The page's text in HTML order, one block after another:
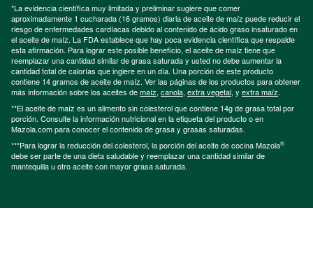
*La evidencia científica muy limitada y preliminar sugiere que comer
aproximadamente 1 cucharada (16 gramos) diaria de aceite de maíz puede reducir el
riesgo de enfermedades cardíacas debido al contenido de ácido graso insaturado en
el aceite de maíz. La FDA establece que hay poca evidencia científica que respalde
esta afirmación. Para lograr este posible beneficio, el aceite de maíz tiene que
reemplazar una cantidad similar de grasa saturada y usted no debe aumentar la
cantidad total de calorías que ingiere en un día. Una porción de este producto
contiene 14 gramos de aceite de maíz. Ver las páginas de los productos para obtener
más información sobre los aceites demaíz, canola, extra vegetal, y extra maíz.
**El aceite de maíz es un alimento sin colesterol que contiene 14g de grasa total por
porción. Consulte la información nutricional en la etiqueta del producto o en
Mazola.com para conocer el contenido de grasa y grasas saturadas.
***Para lograr la reducción del colesterol, la porción del aceite de cocina Mazola®
debe ser parte de una dieta saludable y reemplazar una cantidad similar de
mantequilla u otro aceite con mayor grasa saturada.